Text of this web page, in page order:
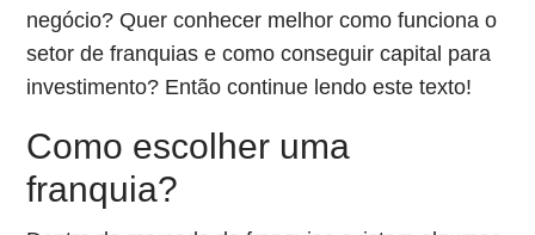
negócio? Quer conhecer melhor como funciona o
setor de franquias e como conseguir capital para
investimento? Então continue lendo este texto!
Como escolher uma
franquia?